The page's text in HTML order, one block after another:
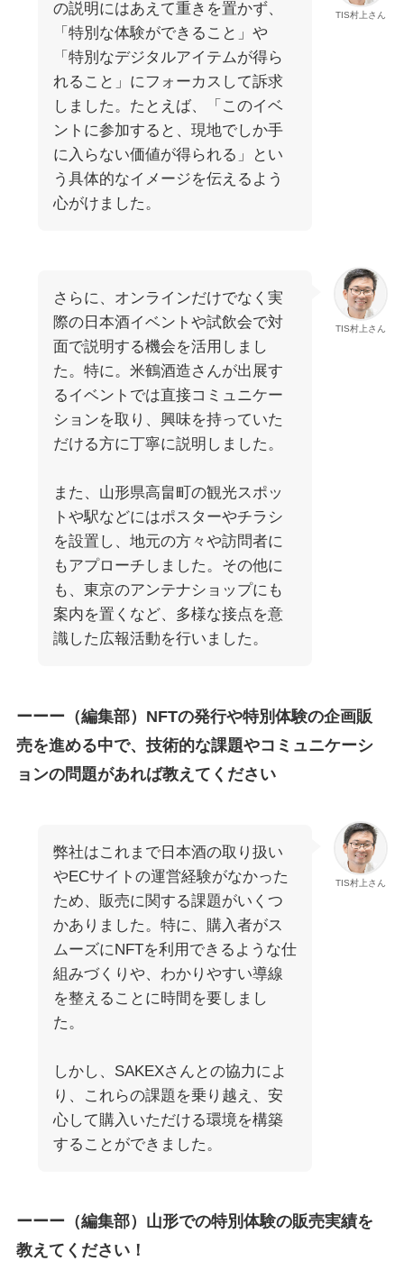
TIS村上さん
の説明にはあえて重きを置かず、
「特別な体験ができること」や
「特別なデジタルアイテムが得ら
れること」にフォーカスして訴求
しました。たとえば、「このイベ
ントに参加すると、現地でしか手
に入らない価値が得られる」とい
う具体的なイメージを伝えるよう
心がけました。
TIS村上さん
さらに、オンラインだけでなく実
際の日本酒イベントや試飲会で対
面で説明する機会を活用しまし
た。特に。米鶴酒造さんが出展す
るイベントでは直接コミュニケー
ションを取り、興味を持っていた
だける方に丁寧に説明しました。
また、山形県高畠町の観光スポッ
トや駅などにはポスターやチラシ
を設置し、地元の方々や訪問者に
もアプローチしました。その他に
も、東京のアンテナショップにも
案内を置くなど、多様な接点を意
識した広報活動を行いました。
ーーー（編集部）NFTの発行や特別体験の企画販
売を進める中で、技術的な課題やコミュニケーシ
ョンの問題があれば教えてください
TIS村上さん
弊社はこれまで日本酒の取り扱い
やECサイトの運営経験がなかった
ため、販売に関する課題がいくつ
かありました。特に、購入者がス
ムーズにNFTを利用できるような仕
組みづくりや、わかりやすい導線
を整えることに時間を要しまし
た。
しかし、SAKEXさんとの協力によ
り、これらの課題を乗り越え、安
心して購入いただける環境を構築
することができました。
ーーー（編集部）山形での特別体験の販売実績を
教えてください！